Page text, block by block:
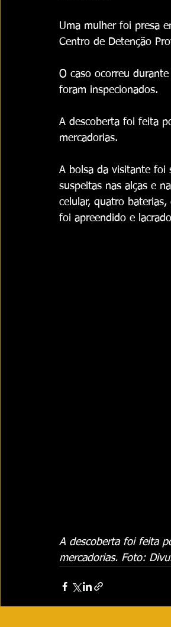
Uma mulher foi presa
Centro de Detenção
O caso ocorreu
foram inspecionados.
A descoberta foi feita
mercadorias.
A bolsa da visitante foi
suspeitas nas alças e
celular, quatro
foi apreendido e
A descoberta foi feita
mercadorias. Foto: